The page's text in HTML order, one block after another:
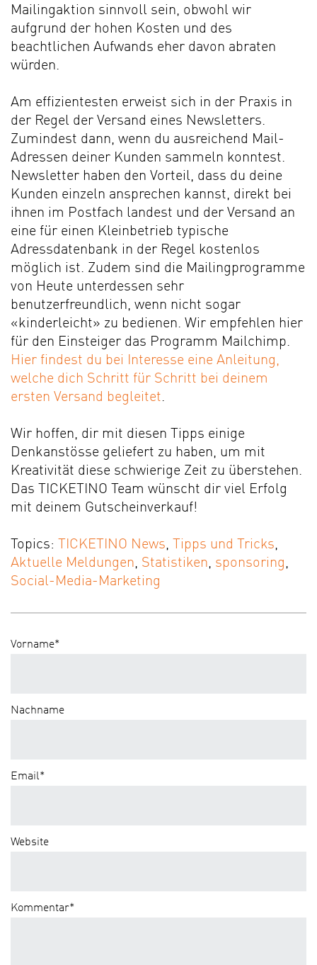
Mailingaktion sinnvoll sein, obwohl wir
aufgrund der hohen Kosten und des
beachtlichen Aufwands eher davon abraten
würden.
Am effizientesten erweist sich in der Praxis in
der Regel der Versand eines Newsletters.
Zumindest dann, wenn du ausreichend Mail-
Adressen deiner Kunden sammeln konntest.
Newsletter haben den Vorteil, dass du deine
Kunden einzeln ansprechen kannst, direkt bei
ihnen im Postfach landest und der Versand an
eine für einen Kleinbetrieb typische
Adressdatenbank in der Regel kostenlos
möglich ist. Zudem sind die Mailingprogramme
von Heute unterdessen sehr
benutzerfreundlich, wenn nicht sogar
«kinderleicht» zu bedienen. Wir empfehlen hier
für den Einsteiger das Programm Mailchimp.
Hier findest du bei Interesse eine Anleitung,
welche dich Schritt für Schritt bei deinem
ersten Versand begleitet.
Wir hoffen, dir mit diesen Tipps einige
Denkanstösse geliefert zu haben, um mit
Kreativität diese schwierige Zeit zu überstehen.
Das TICKETINO Team wünscht dir viel Erfolg
mit deinem Gutscheinverkauf!
Topics: TICKETINO News, Tipps und Tricks,
Aktuelle Meldungen, Statistiken, sponsoring,
Social-Media-Marketing
Vorname*
Nachname
Email*
Website
Kommentar*